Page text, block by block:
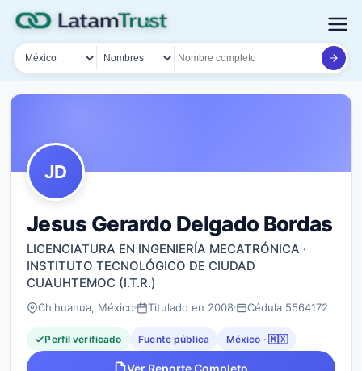
País
Tipo de búsqueda
Nombre o documento
JD
Jesus Gerardo Delgado Bordas
LICENCIATURA EN INGENIERÍA MECATRÓNICA ·
INSTITUTO TECNOLÓGICO DE CIUDAD
CUAUHTEMOC (I.T.R.)
Chihuahua, México Titulado en 2008 Cédula 5564172
Perfil verificado Fuente pública México · 🇲🇽
Ver Reporte Completo